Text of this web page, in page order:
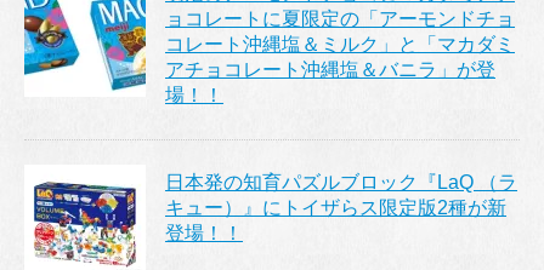
ョコレートに夏限定の「アーモンドチョ
コレート沖縄塩＆ミルク」と「マカダミ
アチョコレート沖縄塩＆バニラ」が登
場！！
日本発の知育パズルブロック『LaQ （ラ
キュー）』にトイザらス限定版2種が新
登場！！